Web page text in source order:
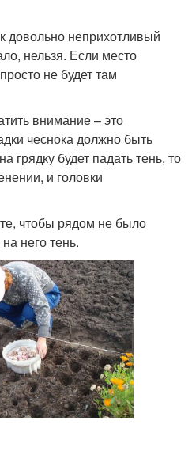
Магазинный чеснок
Чеснок на подоконнике
Чеснок на урале
довольно неприхотливый
нельзя. Если место
не будет там
внимание – это
чеснока должно быть
грядку будет падать тень, то
и головки
чтобы рядом не было
него тень.